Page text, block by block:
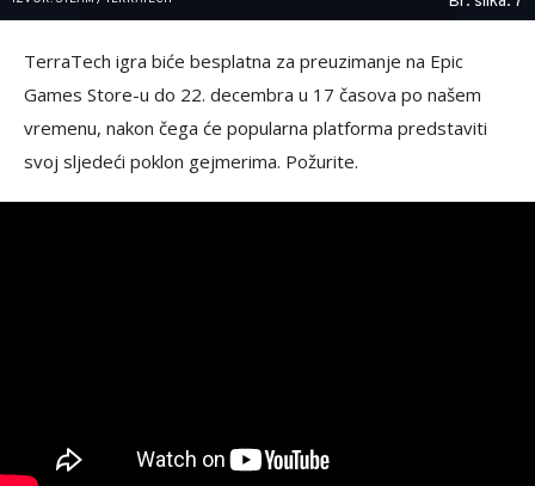
TerraTech igra biće besplatna za preuzimanje na Epic
Games Store-u do 22. decembra u 17 časova po našem
vremenu, nakon čega će popularna platforma predstaviti
svoj sljedeći poklon gejmerima. Požurite.